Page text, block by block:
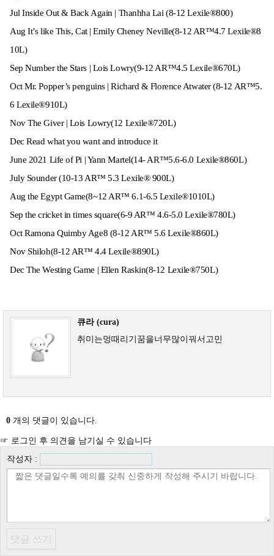
Jul Inside Out & Back Again | Thanhha Lai (8-12 Lexile®800)
Aug It’s like This, Cat | Emily Cheney Neville(8-12 AR™4.7 Lexile®8
10L)
Sep Number the Stars | Lois Lowry(9-12 AR™4.5 Lexile®670L)
Oct Mr. Popper’s penguins | Richard & Florence Atwater (8-12 AR™5.
6 Lexile®910L)
Nov The Giver | Lois Lowry(12 Lexile®720L)
Dec Read what you want and introduce it
June 2021 Life of Pi | Yann Martel(14- AR™5.6-6.0 Lexile®860L)
July Sounder (10-13 AR™ 5.3 Lexile® 900L)
Aug the Egypt Game(8~12 AR™ 6.1-6.5 Lexile®1010L)
Sep the cricket in times square(6-9 AR™ 4.6-5.0 Lexile®780L)
Oct Ramona Quimby Age8 (8-12 AR™ 5.6 Lexile®860L)
Nov Shiloh(8-12 AR™ 4.4 Lexile®890L)
Dec The Westing Game | Ellen Raskin(8-12 Lexile®750L)
큐라 (cura)
취미는멍때리기꿈을너무많이꿔서고민
0 개의 댓글이 있습니다.
☞ 로그인 후 의견을 남기실 수 있습니다
작성자 :